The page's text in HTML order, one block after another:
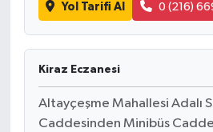
Yol Tarifi Al 0 (216)
Kiraz Eczanesi
Altayçeşme Mahallesi Adalı
Caddesinden Minibüs